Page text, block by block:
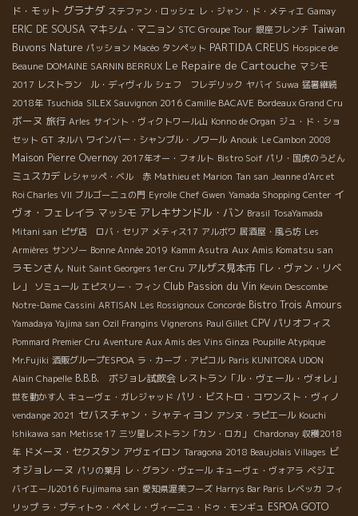
ド・モット グラナダ ステファン・ロッシェ レ・ジャン・ド・メティエ Gamay
ERIC DE SOUSA マキシム・マニョン STC Groupe Tour 銀座フレンチ Taiwan
Buvons Nature パッション Macéo タンペット PARTIDA CREUS Hospice de
Beaune DOMAINE SARNIN BERRUX Le Repaire de Cartouche マシモ
2017 レストラン ル・ディヴィル シェフ フレデリック ヤバイ Suwa 猛暑継続
2018年 Tsuchida SILEX Sauvignon 2016 Camille BACAVE Bordeaux Grand Cru
ボーヌ 旅行 Arles サイント・ヴィクトワール山 Konno de Organ ジュ・ド・ショ
セット GT ネルハ ワインバー・シャンブル・ノワール Anouk Le Cambon 2008
Maison Pierre Overnoy 2017年オー・フォルト Bistro Soif パリ・国虎のうどん
ミュスカデ レシャッペ・ベル 赤 Mathieu et Marion Tan san Jeanne d'Arc et
Roi Charles VII ブルゴーニュの門 Eyrolle Chef Gwen Yamada Shopping Center イ
ヴォ・フェレイラ マッシモ アレキサンドル・バン Brasil TosaYamada
Mitani san ピザ店 ロバ・セリア メティス17 アルボワ 居酒屋・風ら坊 Les
Armières サンソー Bonne Année 2019 Kamm Asutra Aux Amis Komatsu san
ラモンさん Nuit Saint Georgers 1er Cru アルザス見本市「レ・ヴァン・リベ
レ」
ソミュール エピスリー・フィン Club Passion du Vin Kevin Descombe
Notre-Dame Cassini ARTISAN Les Rossignoux Concorde Bistro Trois Amours
Yamadaya Yajima san Ozil Frangins Vignerons Paul Gillet CPV パリオフィス
Pommard Premier Cru Aventure Aux Amis des Vins Ginza Poupille Atypique
Mr.Fujiki 酒販グループESPOA ラ・カーブ・アピコル Paris KUNITORA UDON
Alain Chapelle B.B.B. ボジョレ試飲会 レストラン「ル・ヴェール・ヴォレ」
世を動かす人 キューヴェ・ガレジャッド パリ・ビストロ・コワンスト・ヴィノ
vendange 2021 セバスチャン・シャティヨン アンヌ・ラピエール Kouchi
Ishikawa san Metisse 17 三ツ星レストラン「カン・ロカ」 Chardonay 収穫2018
年 ドメーヌ・セクスタン アヴェイロン Taragona 2018 Beaujolais Villages ビ
オジョレーヌ パリの葉月 レ・グラン・ヴェール キューヴェ・ヴォアラ ベジエ
バイエール2016 Fujimama san 愛知県渥美フーズ Harrys Bar Paris レベッカ フィ
リップ ラ・プティトゥ・ペペ レ・ヴィーニュ・ドゥ・モンギュ ESPOA GOTO